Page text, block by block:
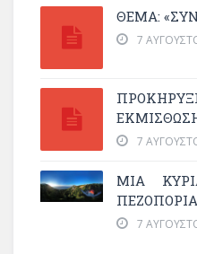
ΘΕΜΑ:
7
7
ΜΙΑ
ΠΕΖΟΠΟΡΊΑ
7